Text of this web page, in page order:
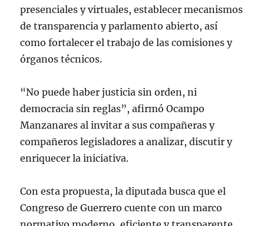
presenciales y virtuales, establecer mecanismos
de transparencia y parlamento abierto, así
como fortalecer el trabajo de las comisiones y
órganos técnicos.
“No puede haber justicia sin orden, ni
democracia sin reglas”, afirmó Ocampo
Manzanares al invitar a sus compañeras y
compañeros legisladores a analizar, discutir y
enriquecer la iniciativa.
Con esta propuesta, la diputada busca que el
Congreso de Guerrero cuente con un marco